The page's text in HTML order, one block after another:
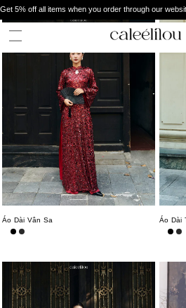
Get 5% off all items when you order through our
Áo Dài Vân Sa Áo Dài